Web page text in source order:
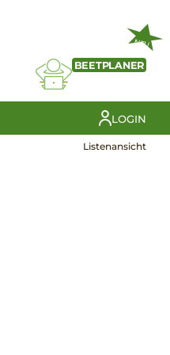
NEU
BEETPLANER
LOGIN
Listenansicht